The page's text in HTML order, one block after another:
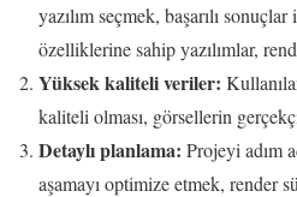
yazılım seçmek, başarılı
özelliklerine sahip yazılımlar,
Yüksek kaliteli veriler:
kaliteli olması, görsellerin
Detaylı planlama: Projeyi adım
aşamayı optimize etmek, render